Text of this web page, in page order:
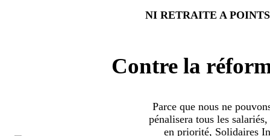
NI RETRAITE A
Contre la
Parce que nous ne
pénalisera tous les
en priorité, Solidaires